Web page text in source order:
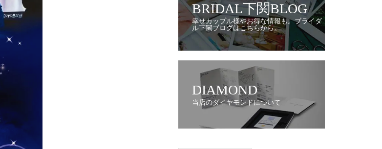
BRIDAL下関BLOG
幸せカップル様やお得な情報も。ブライダ
ル下関ブログはこちらから。
DIAMOND
当店のダイヤモンドについて